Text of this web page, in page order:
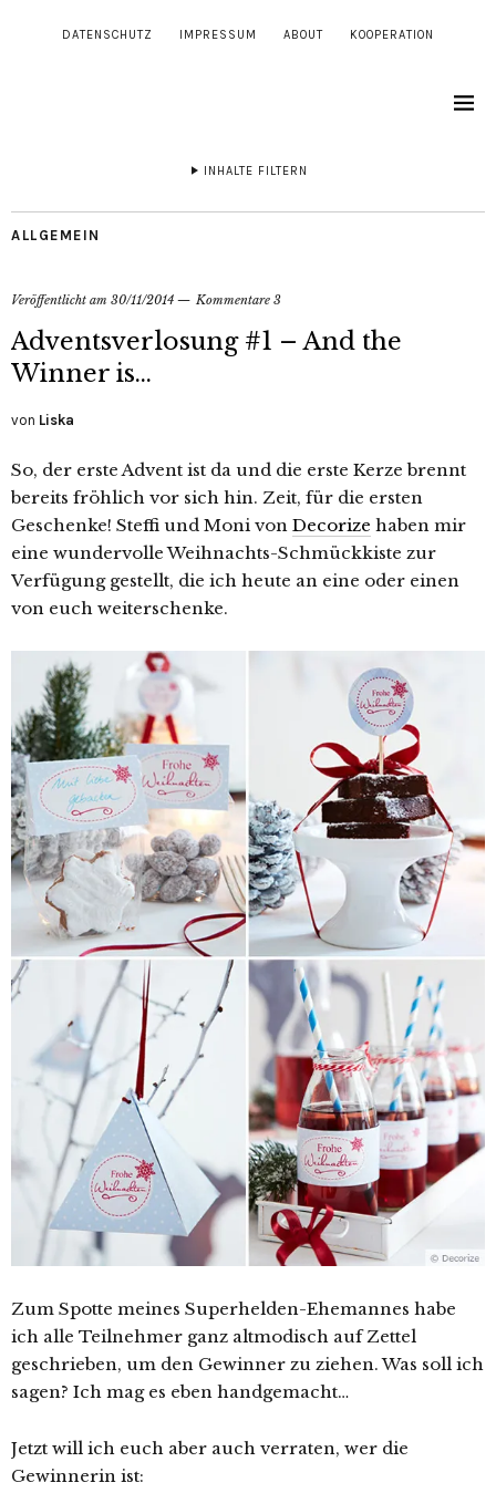
DATENSCHUTZ IMPRESSUM ABOUT KOOPERATION
INHALTE FILTERN
ALLGEMEIN
Veröffentlicht am 30/11/2014 Kommentare 3
Adventsverlosung #1 – And the
Winner is…
von Liska
So, der erste Advent ist da und die erste Kerze brennt
bereits fröhlich vor sich hin. Zeit, für die ersten
Geschenke! Steffi und Moni von Decorize haben mir
eine wundervolle Weihnachts-Schmückkiste zur
Verfügung gestellt, die ich heute an eine oder einen
von euch weiterschenke.
Zum Spotte meines Superhelden-Ehemannes habe
ich alle Teilnehmer ganz altmodisch auf Zettel
geschrieben, um den Gewinner zu ziehen. Was soll ich
sagen? Ich mag es eben handgemacht…
Jetzt will ich euch aber auch verraten, wer die
Gewinnerin ist: